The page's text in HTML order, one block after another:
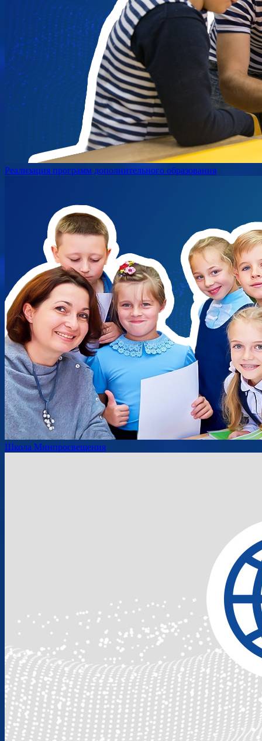
Реализация программ дополнительного образования
Школа Минпросвещения